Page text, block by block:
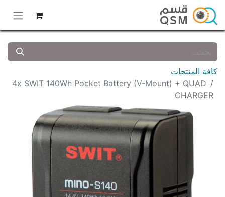
كافة المنتجات
4x SWIT 140Wh Pocket Battery (V-Mount) + QUAD
CHARGER